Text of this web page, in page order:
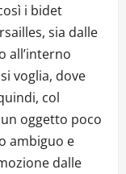
i bidet
sia dalle
all’interno
voglia, dove
col
oggetto poco
ambiguo e
dalle